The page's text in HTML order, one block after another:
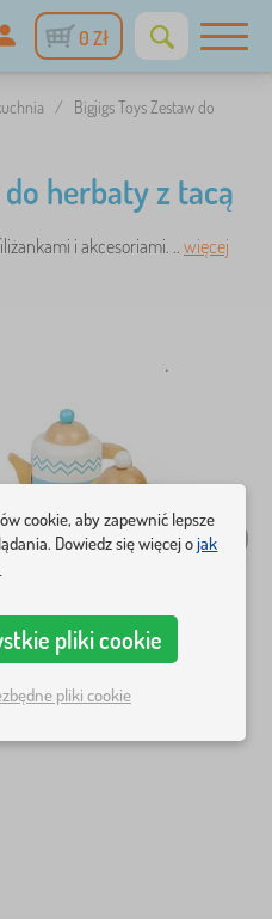
0 Zł
/
Bigjigs Toys Zestaw do
do herbaty z tacą
i akcesoriami. .. więcej
cookie, aby zapewnić lepsze
Dowiedz się więcej ojak
pliki cookie
pliki cookie